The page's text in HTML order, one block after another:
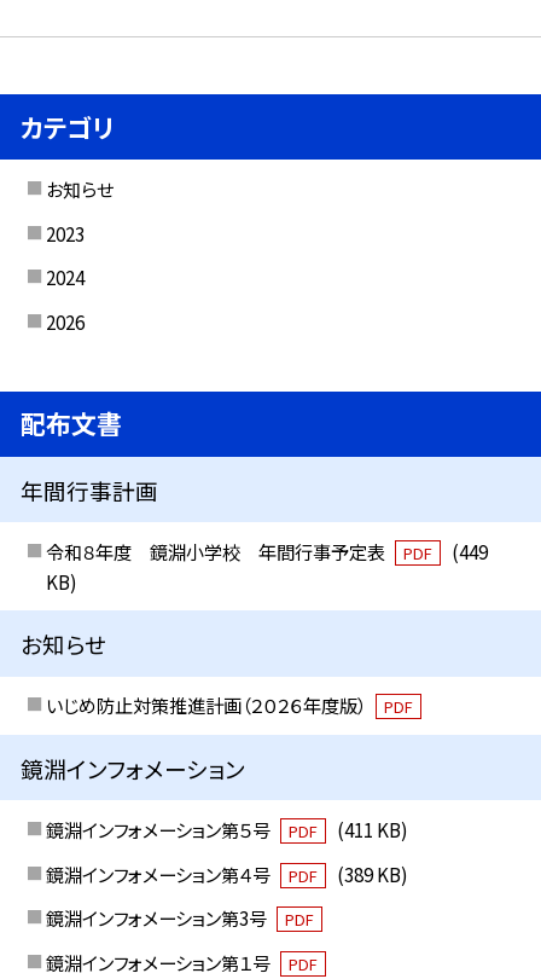
カテゴリ
お知らせ
2023
2024
2026
配布文書
年間行事計画
令和８年度 鏡淵小学校 年間行事予定表 PDF
(449
KB)
お知らせ
いじめ防止対策推進計画（２０２６年度版） PDF
鏡淵インフォメーション
鏡淵インフォメーション第５号 PDF
(411 KB)
鏡淵インフォメーション第４号
PDF
(389 KB)
鏡淵インフォメーション第3号
PDF
鏡淵インフォメーション第１号 PDF